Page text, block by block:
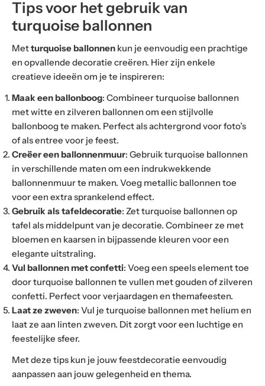
Tips voor het gebruik van
turquoise ballonnen
Metturquoise ballonnen kun je eenvoudig een prachtige
en opvallende decoratie creëren. Hier zijn enkele
creatieve ideeën om je te inspireren:
Maak een ballonboog: Combineer turquoise ballonnen
met witte en zilveren ballonnen om een stijlvolle
ballonboog te maken. Perfect als achtergrond voor foto’s
of als entree voor je feest.
Creëer een ballonnenmuur: Gebruik turquoise ballonnen
in verschillende maten om een indrukwekkende
ballonnenmuur te maken. Voeg metallic ballonnen toe
voor een extra sprankelend effect.
Gebruik als tafeldecoratie: Zet turquoise ballonnen op
tafel als middelpunt van je decoratie. Combineer ze met
bloemen en kaarsen in bijpassende kleuren voor een
elegante uitstraling.
Vul ballonnen met confetti: Voeg een speels element toe
door turquoise ballonnen te vullen met gouden of zilveren
confetti. Perfect voor verjaardagen en themafeesten.
Laat ze zweven: Vul je turquoise ballonnen met helium en
laat ze aan linten zweven. Dit zorgt voor een luchtige en
feestelijke sfeer.
Met deze tips kun je jouw feestdecoratie eenvoudig
aanpassen aan jouw gelegenheid en thema.